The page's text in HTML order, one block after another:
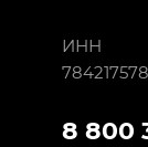
ИНН
8 800